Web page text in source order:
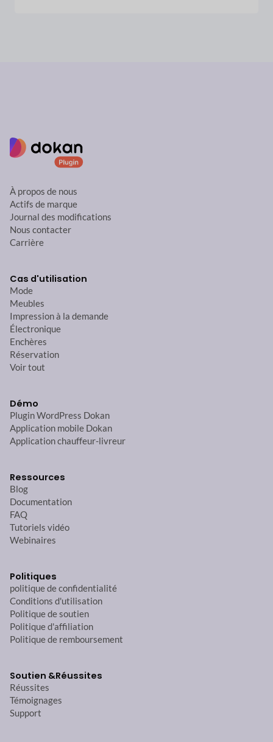
À propos de nous
Actifs de marque
Journal des modifications
Nous contacter
Carrière
Cas d'utilisation
Mode
Meubles
Impression à la demande
Électronique
Enchères
Réservation
Voir tout
Démo
Plugin WordPress Dokan
Application mobile Dokan
Application chauffeur-livreur
Ressources
Blog
Documentation
FAQ
Tutoriels vidéo
Webinaires
Politiques
politique de confidentialité
Conditions d'utilisation
Politique de soutien
Politique d'affiliation
Politique de remboursement
Soutien &Réussites
Réussites
Témoignages
Support